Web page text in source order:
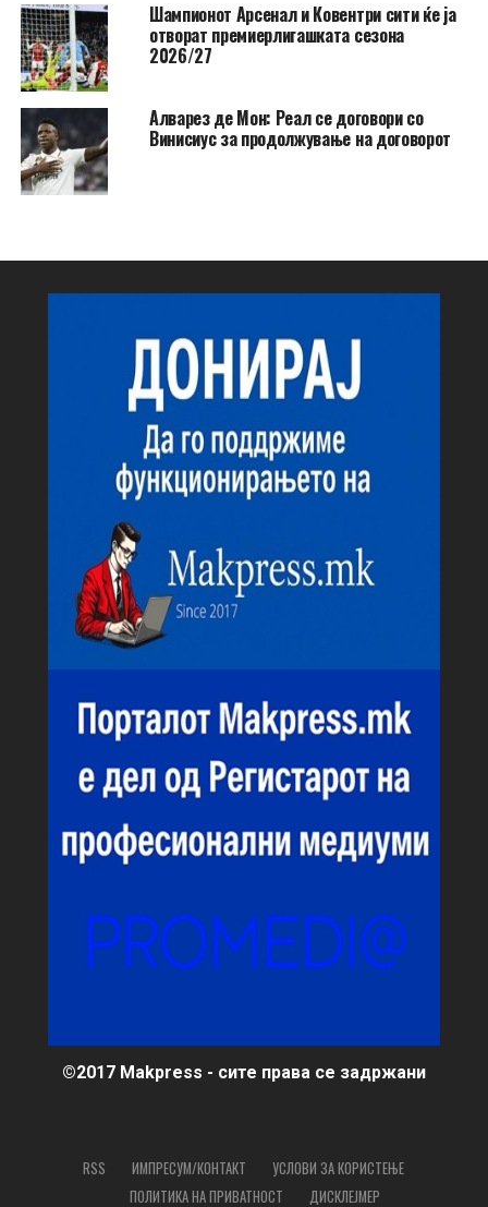
Шампионот Арсенал и Ковентри сити ќе ја
отворат премиерлигашката сезона
2026/27
Алварез де Мон: Реал се договори со
Винисиус за продолжување на договорот
©2017 Makpress - сите права се задржани
RSS ИМПРЕСУМ/КОНТАКТ
УСЛОВИ ЗА КОРИСТЕЊЕ
ПОЛИТИКА НА ПРИВАТНОСТ
ДИСКЛЕЈМЕР